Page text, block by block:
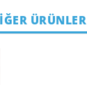
ÜRÜNLER